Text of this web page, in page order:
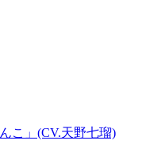
こ」(CV.天野七瑠)